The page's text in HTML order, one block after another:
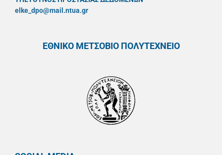
elke_dpo@mail.ntua.gr
ΕΘΝΙΚΟ ΜΕΤΣΟΒΙΟ ΠΟΛΥΤΕΧΝΕΙΟ